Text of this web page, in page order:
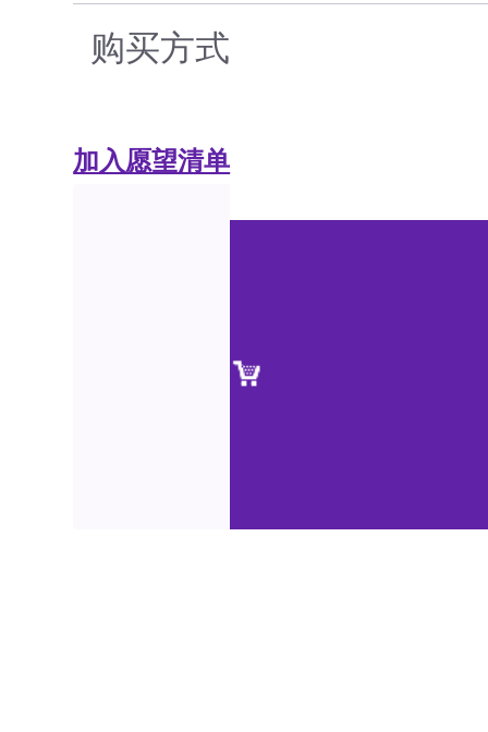
购买方式
加入愿望清单